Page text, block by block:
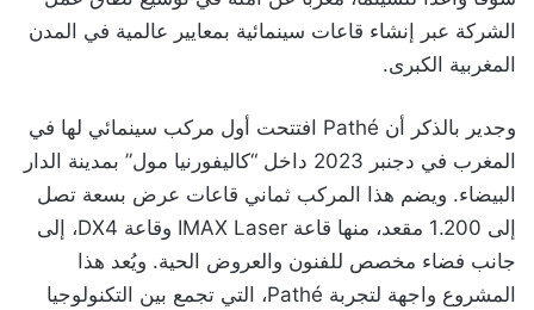
الشركة عبر إنشاء قاعات سينمائية بمعايير عالمية في المدن
المغربية الكبرى.
وجدير بالذكر أن Pathé افتتحت أول مركب سينمائي لها في
المغرب في دجنبر 2023 داخل “كاليفورنيا مول” بمدينة الدار
البيضاء. ويضم هذا المركب ثماني قاعات عرض بسعة تصل
إلى 1.200 مقعد، منها قاعة IMAX Laser وقاعة DX4، إلى
جانب فضاء مخصص للفنون والعروض الحية. ويُعد هذا
المشروع واجهة لتجربة Pathé، التي تجمع بين التكنولوجيا